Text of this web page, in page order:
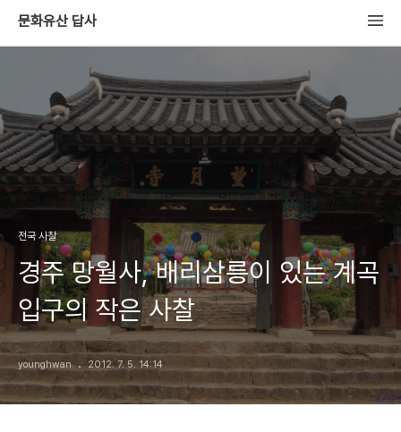
문화유산 답사
전국 사찰
경주 망월사, 배리삼릉이 있는 계곡
입구의 작은 사찰
younghwan 2012. 7. 5. 14:14